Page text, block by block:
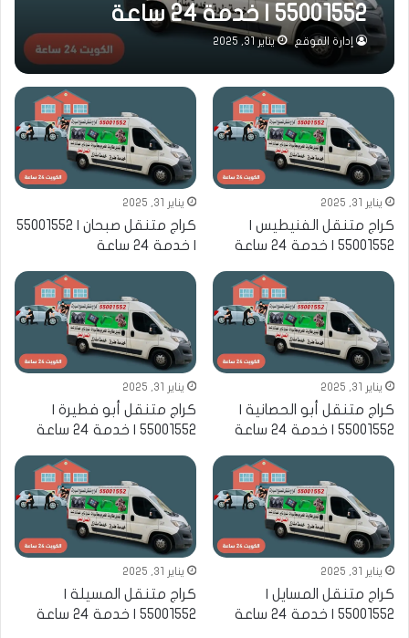
55001552 | خدمة 24 ساعة
إدارة الموقع يناير 31, 2025
يناير 31, 2025
كراج متنقل الفنيطيس |
55001552 | خدمة 24 ساعة
يناير 31, 2025
كراج متنقل صبحان | 55001552
| خدمة 24 ساعة
يناير 31, 2025
كراج متنقل أبو الحصانية |
55001552 | خدمة 24 ساعة
يناير 31, 2025
كراج متنقل أبو فطيرة |
55001552 | خدمة 24 ساعة
يناير 31, 2025
كراج متنقل المسايل |
55001552 | خدمة 24 ساعة
يناير 31, 2025
كراج متنقل المسيلة |
55001552 | خدمة 24 ساعة